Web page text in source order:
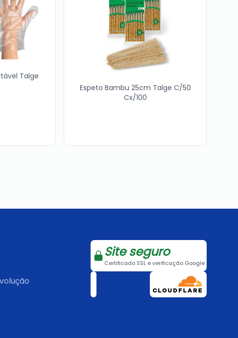
Talge
Espeto Bambu 25cm Talge C/50
Cx/100
Site seguro
Certificado SSL e verificação Google